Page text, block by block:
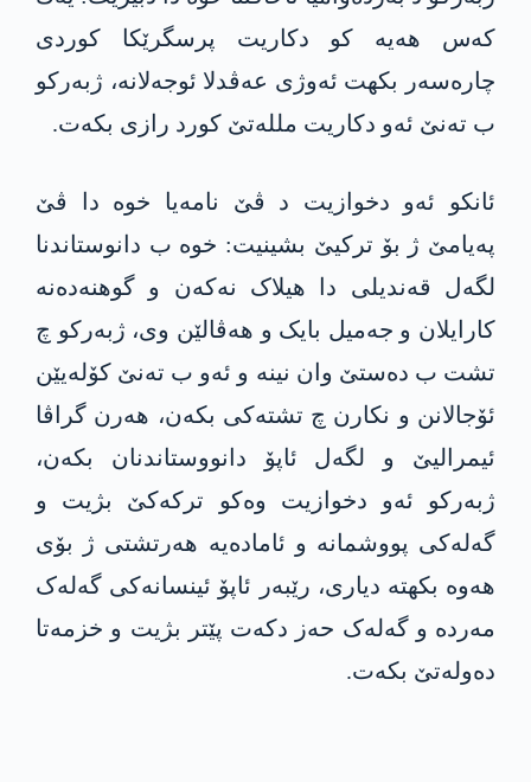
كه‌س هه‌یه‌ کو دکاریت پرسگرێکا كوردى
چاره‌سه‌ر بكهت‌ ئه‌وژى عەڤدلا ئوجه‌لانە، ژبەرکو
ب تەنێ ئه‌و دکاریت ملله‌تێ كورد رازی بكەت‌.
ئانکو ئەو دخوازیت د ڤێ نامەیا خوە دا ڤێ
پەیامێ ژ بۆ ترکیێ بشینیت: خوە ب دانوستاندنا
لگەل قه‌ندیلى دا هیلاک نەکەن و گوهنه‌دەنە
کارایلان و جەمیل بایک و هه‌ڤالێن وى، ژبەرکو چ
تشت ب ده‌ستێ وان نینە و ئه‌و ب تەنێ کۆلەیێن
ئۆجالانن و نكارن چ تشتەکی بكەن، هه‌رن گراڤا
ئیمرالیێ و لگەل ئاپۆ دانووستاندنان بکەن،
ژبەرکو ئەو دخوازیت وه‌كو تركه‌كێ بژیت و
گەلەکی پوو‌شمانه‌ و ئاماده‌یه‌ هه‌رتشتی ژ بۆی
هە‌وه‌ بكهتە‌ دیارى، رێبه‌ر ئاپۆ ئینسانەکی گەلەک
مه‌رده‌ و گەلەک حەز دکەت پێتر بژیت و خزمەتا
دەولەتێ بکەت.